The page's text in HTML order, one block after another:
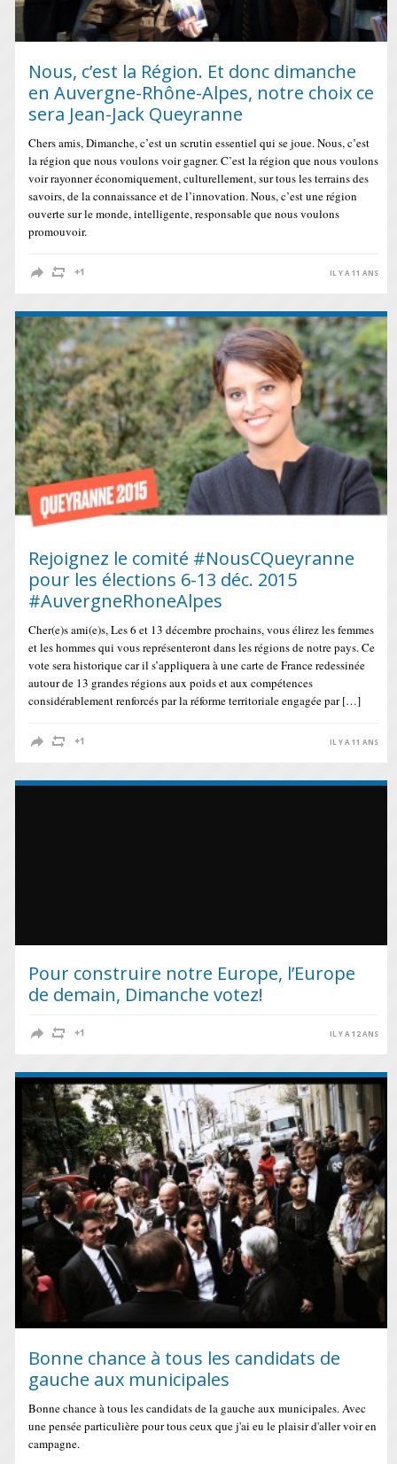
Nous, c’est la Région. Et donc dimanche
en Auvergne-Rhône-Alpes, notre choix ce
sera Jean-Jack Queyranne
Chers amis, Dimanche, c’est un scrutin essentiel qui se joue. Nous, c’est
la région que nous voulons voir gagner. C’est la région que nous voulons
voir rayonner économiquement, culturellement, sur tous les terrains des
savoirs, de la connaissance et de l’innovation. Nous, c’est une région
ouverte sur le monde, intelligente, responsable que nous voulons
promouvoir.
IL Y A 11 ANS
Rejoignez le comité #NousCQueyranne
pour les élections 6-13 déc. 2015
#AuvergneRhoneAlpes
Cher(e)s ami(e)s, Les 6 et 13 décembre prochains, vous élirez les femmes
et les hommes qui vous représenteront dans les régions‬ de notre pays. Ce
vote sera historique car il s’appliquera à une carte de France redessinée
autour de 13 grandes régions aux poids et aux compétences
considérablement renforcés par la réforme territoriale engagée par […]
IL Y A 11 ANS
Pour construire notre Europe, l’Europe
de demain, Dimanche votez!
IL Y A 12 ANS
Bonne chance à tous les candidats de
gauche aux municipales
Bonne chance à tous les candidats de la gauche aux municipales. Avec
une pensée particulière pour tous ceux que j'ai eu le plaisir d'aller voir en
campagne.